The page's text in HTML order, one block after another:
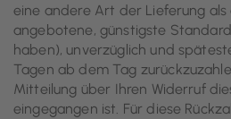
eine andere Art der Lieferung als
angebotene, günstigste
haben), unverzüglich und
Tagen ab dem Tag
Mitteilung über Ihren Widerruf
eingegangen ist. Für diese